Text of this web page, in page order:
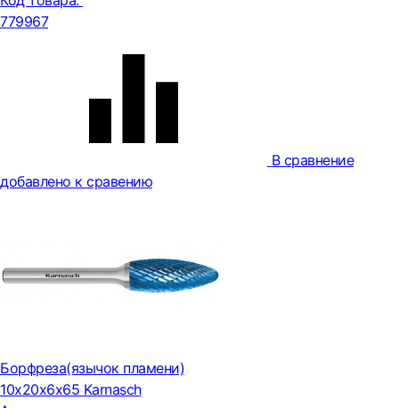
779967
В сравнение
добавлено к сравению
Борфреза(язычок пламени)
10х20х6х65 Karnasch